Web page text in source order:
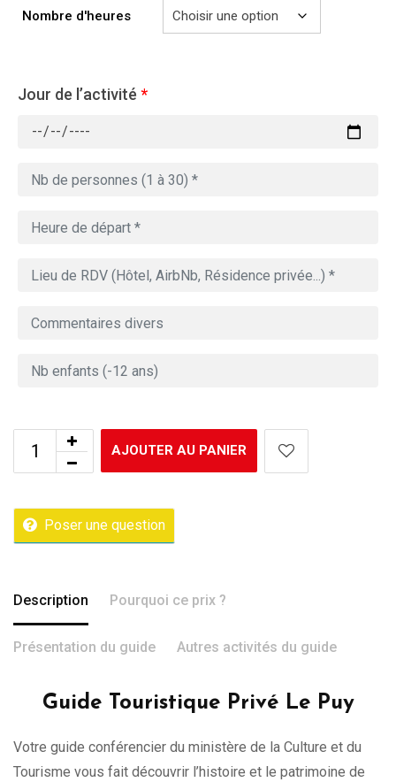
729.00€
Nombre d'heures
Jour de l’activité *
AJOUTER AU PANIER
Poser une question
Description Pourquoi ce prix ?
Présentation du guide Autres activités du guide
Guide Touristique Privé Le Puy
Votre guide conférencier du ministère de la Culture et du
Tourisme vous fait découvrir l’histoire et le patrimoine de